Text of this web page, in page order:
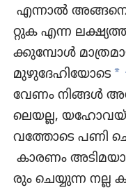
എന്നാൽ അങ്ങനെ
റ്റുക എന്ന
ക്കുമ്പോൾ
മുഴുദേഹിയോടെ *
വേണം നിങ്ങൾ
ലെയല്ല,
വത്തോ​ടെ പണി
കാരണം
രും ചെയ്യുന്ന നല്ല